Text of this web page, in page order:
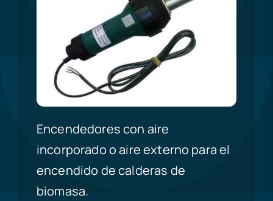
Encendedores con aire
incorporado o aire externo para el
encendido de calderas de
biomasa.